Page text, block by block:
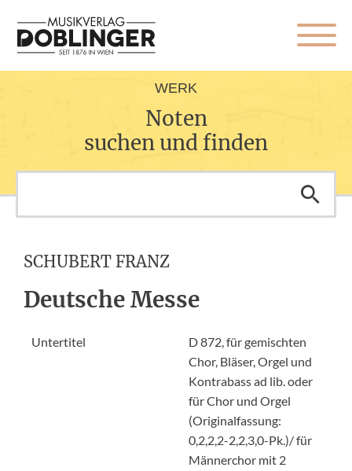
WERK
Noten
suchen und finden
SCHUBERT FRANZ
Deutsche Messe
Untertitel
D 872, für gemischten
Chor, Bläser, Orgel und
Kontrabass ad lib. oder
für Chor und Orgel
(Originalfassung:
0,2,2,2-2,2,3,0-Pk.)/ für
Männerchor mit 2